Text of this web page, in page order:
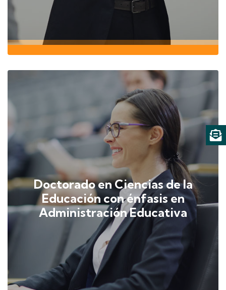
Doctorado en Ciencias de la
Educación con énfasis en
Administración Educativa